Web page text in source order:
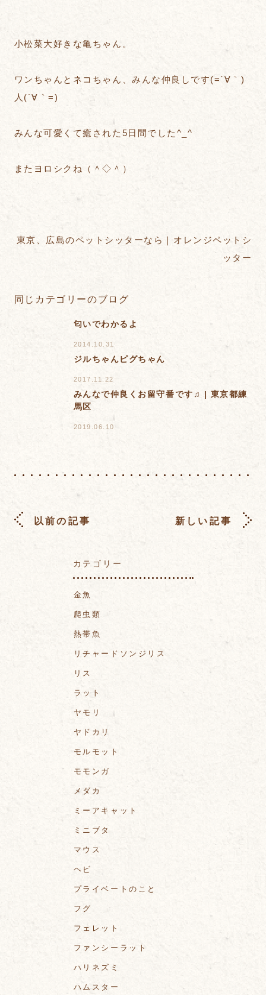
小松菜大好きな亀ちゃん。
ワンちゃんとネコちゃん、みんな仲良しです(=´∀｀)
人(´∀｀=)
みんな可愛くて癒された5日間でした^_^
またヨロシクね（＾◇＾）
東京、広島のペットシッターなら｜オレンジペットシ
ッター
同じカテゴリーのブログ
匂いでわかるよ
2014.10.31
ジルちゃんピグちゃん
2017.11.22
みんなで仲良くお留守番です♫ | 東京都練
馬区
2019.06.10
以前の記事 新しい記事
カテゴリー
金魚
爬虫類
熱帯魚
リチャードソンジリス
リス
ラット
ヤモリ
ヤドカリ
モルモット
モモンガ
メダカ
ミーアキャット
ミニブタ
マウス
ヘビ
プライベートのこと
フグ
フェレット
ファンシーラット
ハリネズミ
ハムスター